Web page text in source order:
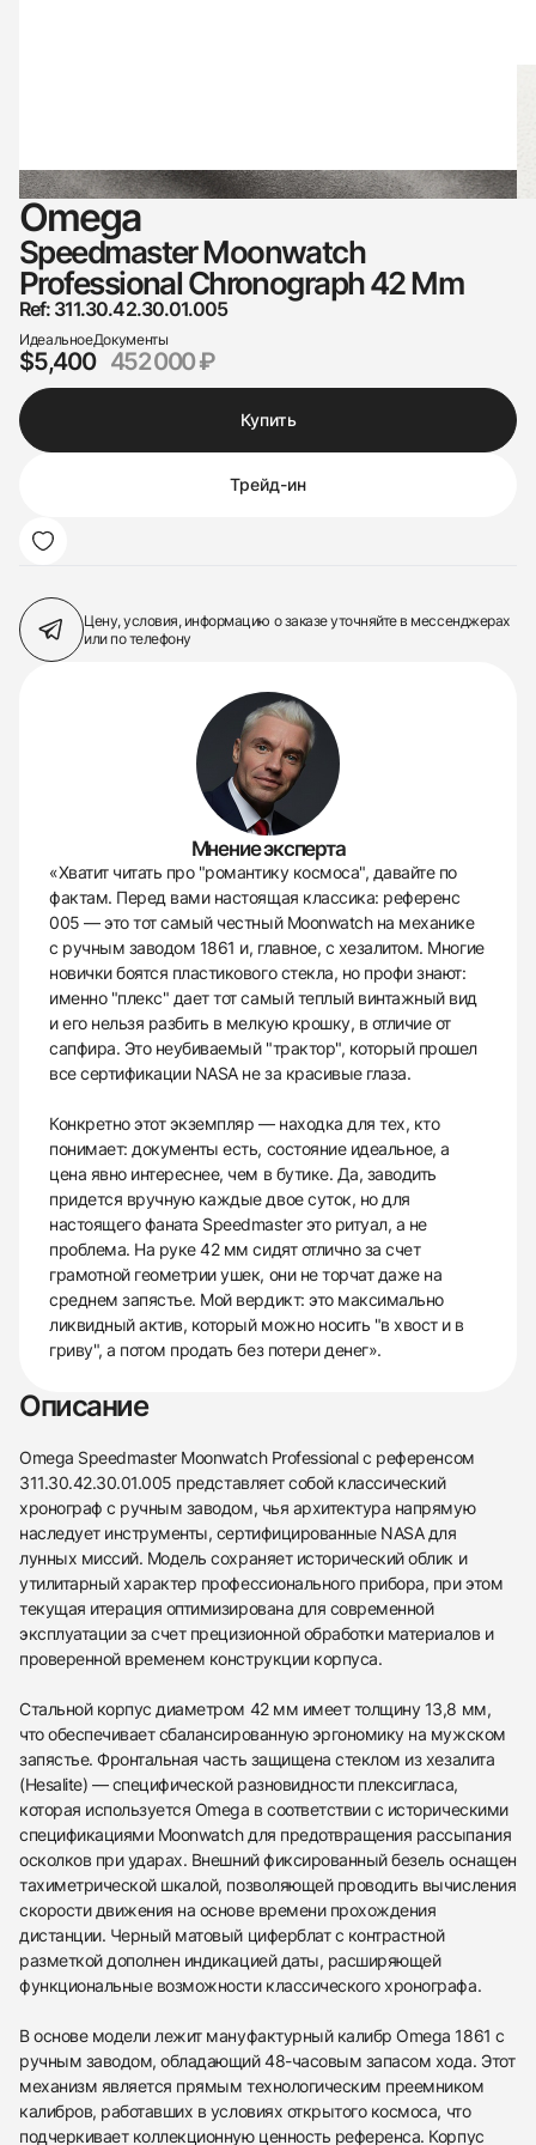
Omega
Speedmaster Moonwatch
Professional Chronograph 42 Mm
Ref: 311.30.42.30.01.005
ИдеальноеДокументы
$5,400 452 000 ₽
Купить
Трейд-ин
Цену, условия, информацию о заказеуточняйте в мессенджерах
или по телефону
Мнение эксперта
«Хватит читать про "романтику космоса", давайте по
фактам. Перед вами настоящая классика: референс
005 — это тот самый честный Moonwatch на механике
с ручным заводом 1861 и, главное, с хезалитом. Многие
новички боятся пластикового стекла, но профи знают:
именно "плекс" дает тот самый теплый винтажный вид
и его нельзя разбить в мелкую крошку, в отличие от
сапфира. Это неубиваемый "трактор", который прошел
все сертификации NASA не за красивые глаза.
Конкретно этот экземпляр — находка для тех, кто
понимает: документы есть, состояние идеальное, а
цена явно интереснее, чем в бутике. Да, заводить
придется вручную каждые двое суток, но для
настоящего фаната Speedmaster это ритуал, а не
проблема. На руке 42 мм сидят отлично за счет
грамотной геометрии ушек, они не торчат даже на
среднем запястье. Мой вердикт: это максимально
ликвидный актив, который можно носить "в хвост и в
гриву", а потом продать без потери денег».
Описание
Omega Speedmaster Moonwatch Professional с референсом
311.30.42.30.01.005 представляет собой классический
хронограф с ручным заводом, чья архитектура напрямую
наследует инструменты, сертифицированные NASA для
лунных миссий. Модель сохраняет исторический облик и
утилитарный характер профессионального прибора, при этом
текущая итерация оптимизирована для современной
эксплуатации за счет прецизионной обработки материалов и
проверенной временем конструкции корпуса.
Стальной корпус диаметром 42 мм имеет толщину 13,8 мм,
что обеспечивает сбалансированную эргономику на мужском
запястье. Фронтальная часть защищена стеклом из хезалита
(Hesalite) — специфической разновидности плексигласа,
которая используется Omega в соответствии с историческими
спецификациями Moonwatch для предотвращения рассыпания
осколков при ударах. Внешний фиксированный безель оснащен
тахиметрической шкалой, позволяющей проводить вычисления
скорости движения на основе времени прохождения
дистанции. Черный матовый циферблат с контрастной
разметкой дополнен индикацией даты, расширяющей
функциональные возможности классического хронографа.
В основе модели лежит мануфактурный калибр Omega 1861 с
ручным заводом, обладающий 48-часовым запасом хода. Этот
механизм является прямым технологическим преемником
калибров, работавших в условиях открытого космоса, что
подчеркивает коллекционную ценность референса. Корпус